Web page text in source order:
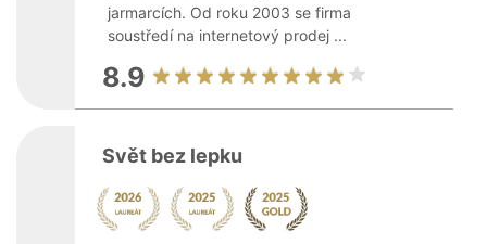
jarmarcích. Od roku 2003 se firma
soustředí na internetový prodej ...
8.9
Svět bez lepku